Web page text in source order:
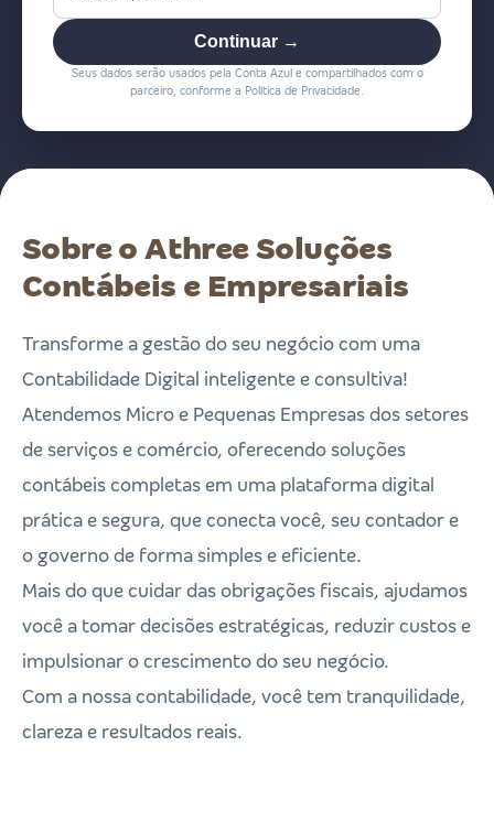
Continuar →
Seus dados serão usados pela Conta Azul e compartilhados com o
parceiro, conforme a Política de Privacidade.
Sobre o Athree Soluções
Contábeis e Empresariais
Transforme a gestão do seu negócio com uma
Contabilidade Digital inteligente e consultiva!
Atendemos Micro e Pequenas Empresas dos setores
de serviços e comércio, oferecendo soluções
contábeis completas em uma plataforma digital
prática e segura, que conecta você, seu contador e
o governo de forma simples e eficiente.
Mais do que cuidar das obrigações fiscais, ajudamos
você a tomar decisões estratégicas, reduzir custos e
impulsionar o crescimento do seu negócio.
Com a nossa contabilidade, você tem tranquilidade,
clareza e resultados reais.